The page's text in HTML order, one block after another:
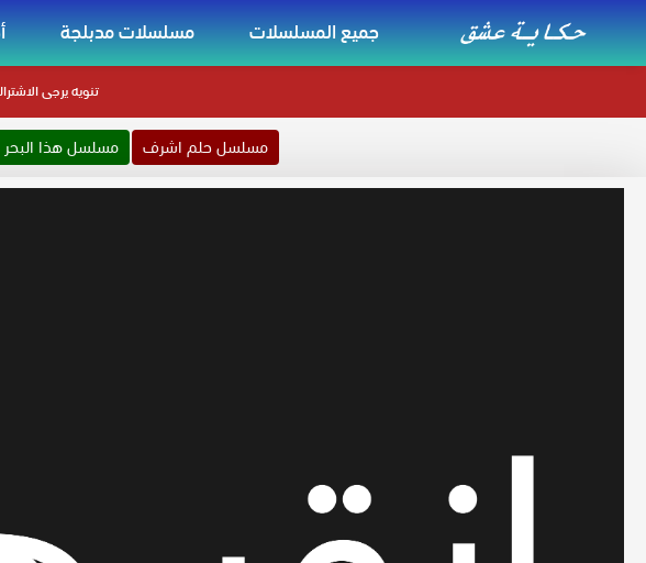
جميع المسلسلات مسلسلات مدبلجة
تنويهيرجى
مسلسل حلم اشرف مسلسل هذا